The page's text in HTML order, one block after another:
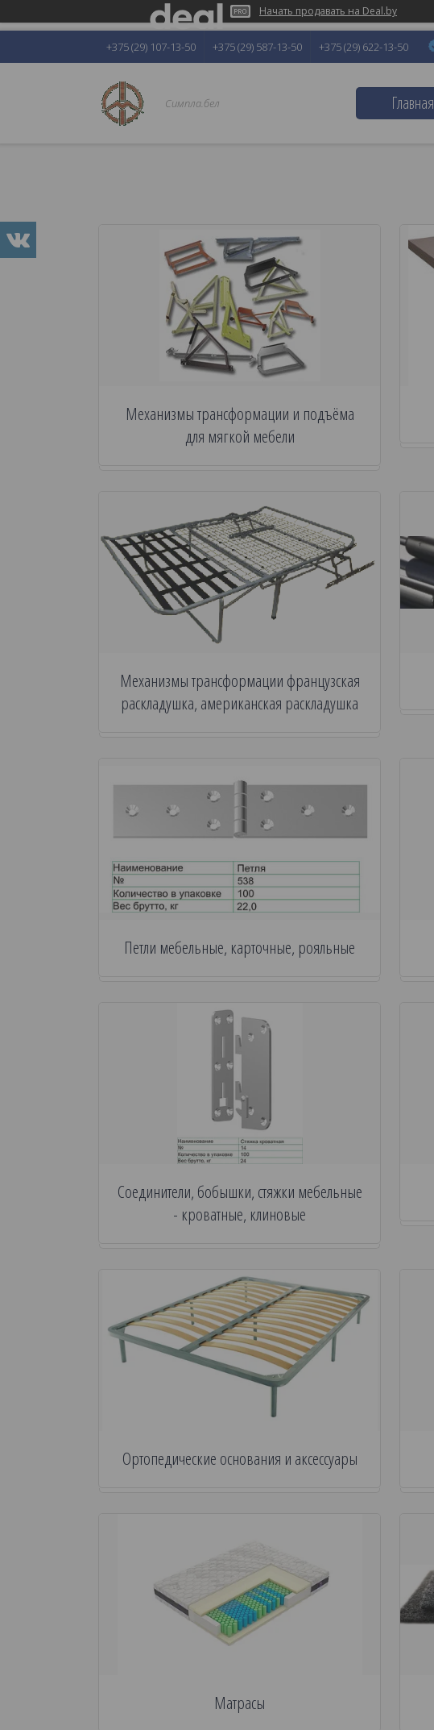
Начать продавать на Deal.by
+375 (29) 107-13-50 +375 (29) 587-13-50 +375 (29) 622-13-50
Симпла.бел Главная
Механизмы трансформации и подъёма
для мягкой мебели
Механизмы трансформации французская
раскладушка, американская раскладушка
Петли мебельные, карточные, рояльные
Соединители, бобышки, стяжки мебельные
- кроватные, клиновые
Ортопедические основания и аксессуары
Матрасы